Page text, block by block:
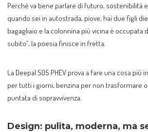
Perché va bene parlare di futuro, sostenibilità
quando sei in autostrada, piove, hai due figli
bagagliaio e la colonnina più vicina è occupata
subito”, la poesia finisce in fretta.
La Deepal S05 PHEV prova a fare una cosa
per tutti i giorni, benzina per non trasformare
puntata di sopravvivenza.
Design: pulita, moderna, ma